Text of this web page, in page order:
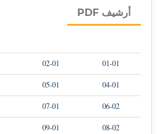
أرشيف PDF
01-01
02-01
04-01
05-01
06-02
07-01
08-02
09-01